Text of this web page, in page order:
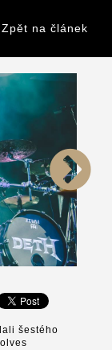
Zpět na článek
šestého